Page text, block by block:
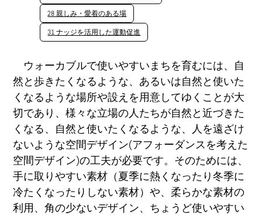
28 親しみ・愛着のある場
31 ナッジを活用した運動促進
ウォーカブルで使いやすいまちを育むには、自
然と歩きたくなるような、あるいは自然と使いた
くなるような場所や設えを用意してゆくことが大
切であり、様々な立場の人たちが自然と近づきた
くなる、自然と使いたくなるような、人を遠ざけ
ないような空間デザイン(アフォーダンスを考えた
空間デザイン)の工夫が必要です。そのためには、
手に取りやすい素材（夏季に熱くなったり冬季に
冷たくなったりしない素材）や、柔らかな素材の
利用、角の少ないデザイン、ちょうど使いやすい